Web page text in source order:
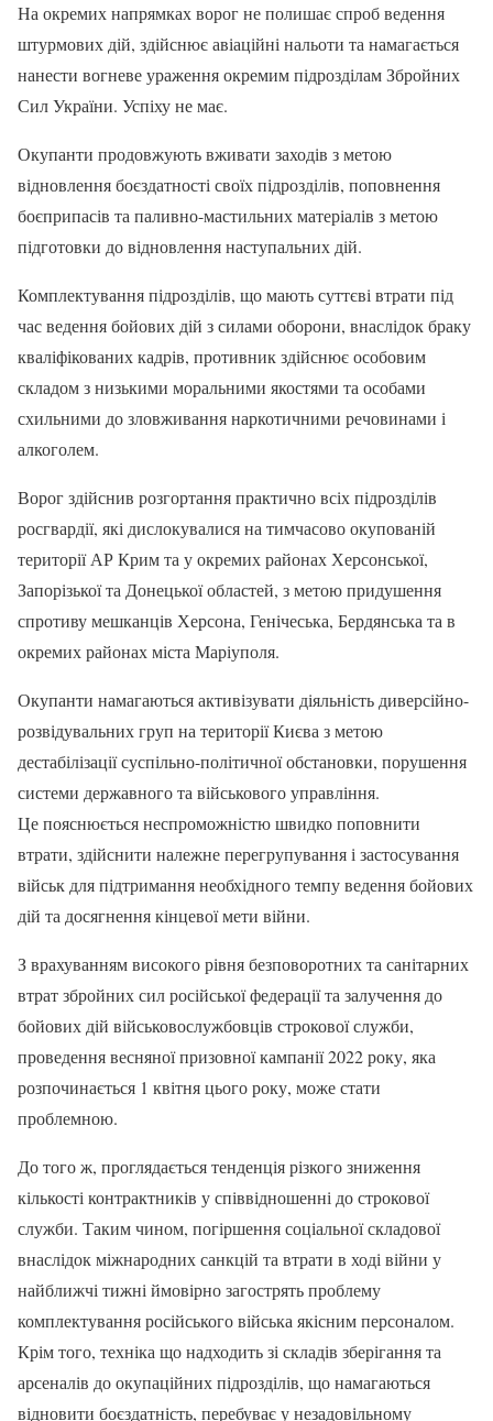
На окремих напрямках ворог не полишає спроб ведення
штурмових дій, здійснює авіаційні нальоти та намагається
нанести вогневе ураження окремим підрозділам Збройних
Сил України. Успіху не має.
Окупанти продовжують вживати заходів з метою
відновлення боєздатності своїх підрозділів, поповнення
боєприпасів та паливно-мастильних матеріалів з метою
підготовки до відновлення наступальних дій.
Комплектування підрозділів, що мають суттєві втрати під
час ведення бойових дій з силами оборони, внаслідок браку
кваліфікованих кадрів, противник здійснює особовим
складом з низькими моральними якостями та особами
схильними до зловживання наркотичними речовинами і
алкоголем.
Ворог здійснив розгортання практично всіх підрозділів
росгвардії, які дислокувалися на тимчасово окупованій
території АР Крим та у окремих районах Херсонської,
Запорізької та Донецької областей, з метою придушення
спротиву мешканців Херсона, Генічеська, Бердянська та в
окремих районах міста Маріуполя.
Окупанти намагаються активізувати діяльність диверсійно-
розвідувальних груп на території Києва з метою
дестабілізації суспільно-політичної обстановки, порушення
системи державного та військового управління.
Це пояснюється неспроможністю швидко поповнити
втрати, здійснити належне перегрупування і застосування
військ для підтримання необхідного темпу ведення бойових
дій та досягнення кінцевої мети війни.
З врахуванням високого рівня безповоротних та санітарних
втрат збройних сил російської федерації та залучення до
бойових дій військовослужбовців строкової служби,
проведення весняної призовної кампанії 2022 року, яка
розпочинається 1 квітня цього року, може стати
проблемною.
До того ж, проглядається тенденція різкого зниження
кількості контрактників у співвідношенні до строкової
служби. Таким чином, погіршення соціальної складової
внаслідок міжнародних санкцій та втрати в ході війни у
найближчі тижні ймовірно загострять проблему
комплектування російського війська якісним персоналом.
Крім того, техніка що надходить зі складів зберігання та
арсеналів до окупаційних підрозділів, що намагаються
відновити боєздатність, перебуває у незадовільному